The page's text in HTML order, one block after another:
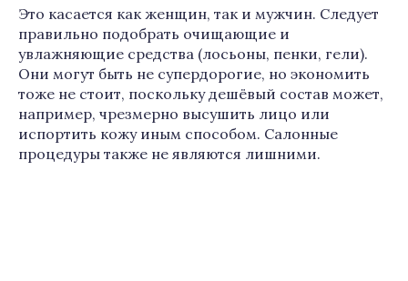
Это касается как женщин, так и мужчин. Следует
правильно подобрать очищающие и
увлажняющие средства (лосьоны, пенки, гели).
Они могут быть не супердорогие, но экономить
тоже не стоит, поскольку дешёвый состав может,
например, чрезмерно высушить лицо или
испортить кожу иным способом. Салонные
процедуры также не являются лишними.